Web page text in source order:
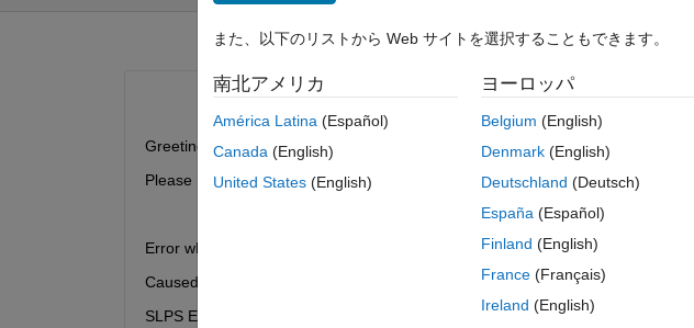
Greetings and Regards
Please help to resolve the issue :
Error while obtaining sizes from MEX S-function 'slpsblk' in 'RCMDL_SLPS/
Caused by:
SLPS ERROR: SLPS module is failed to load (psstub.dll).
また、以下のリストから Web サイトを選択することもできます。
南北アメリカ
América Latina (Español)
Canada (English)
United States (English)
ヨーロッパ
Belgium (English)
Denmark (English)
Deutschland (Deutsch)
España (Español)
Finland (English)
France (Français)
Ireland (English)